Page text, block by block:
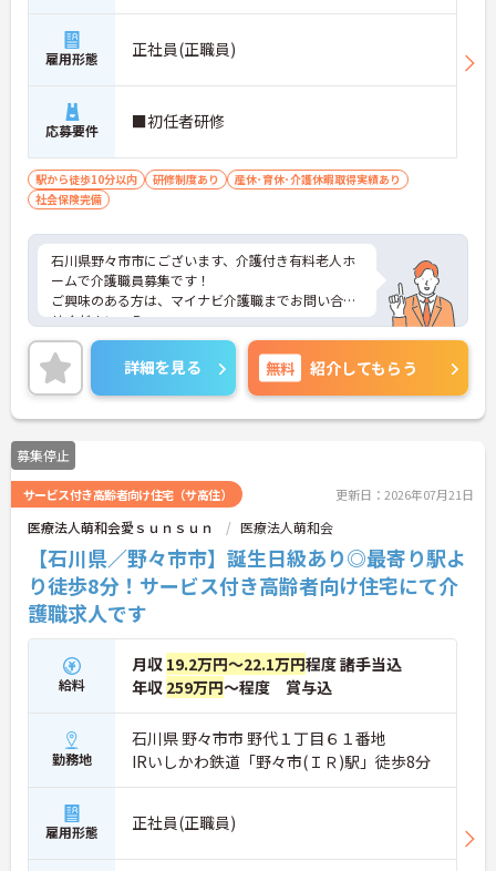
雇用形態 正社員(正職員)
応募要件 ■初任者研修
駅から徒歩10分以内 研修制度あり
産休･育休･介護休暇取得実績あり
社会保険完備
石川県野々市市にございます、介護付き有料老人ホ
ームで介護職員募集です！
ご興味のある方は、マイナビ介護職までお問い合わ
せください。Ｂ
詳細を見る 無料 紹介してもらう
募集停止
サービス付き高齢者向け住宅（サ高住） 更新日：2026年07月21日
医療法人萌和会愛ｓｕｎｓｕｎ 医療法人萌和会
【石川県／野々市市】誕生日級あり◎最寄り駅よ
り徒歩8分！サービス付き高齢者向け住宅にて介
護職求人です
給料
月収 19.2万円～22.1万円程度 諸手当込
年収 259万円～程度 賞与込
勤務地
石川県 野々市市 野代１丁目６１番地
IRいしかわ鉄道「野々市(ＩＲ)駅」徒歩8分
雇用形態 正社員(正職員)